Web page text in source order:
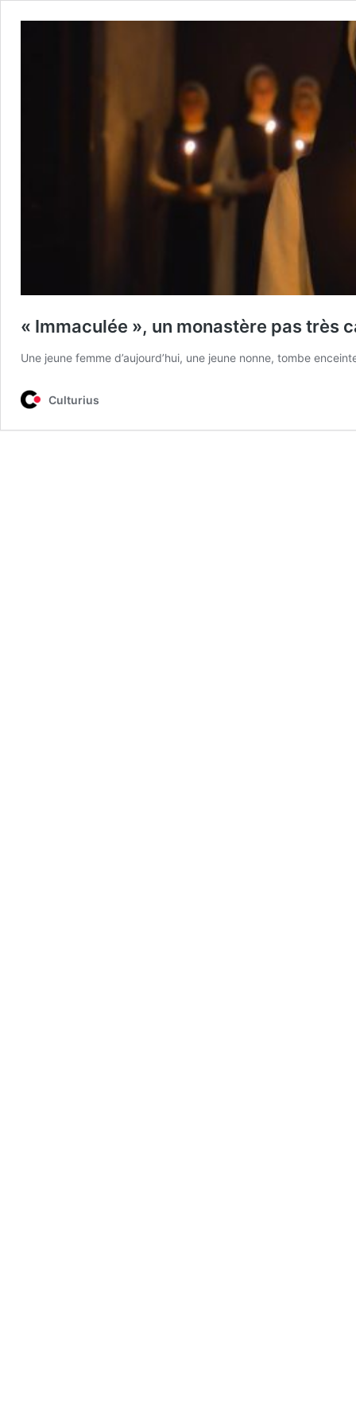
« Immaculée », un monastère pas très
Une jeune femme d’aujourd’hui, une jeune nonne, tombe
Culturius